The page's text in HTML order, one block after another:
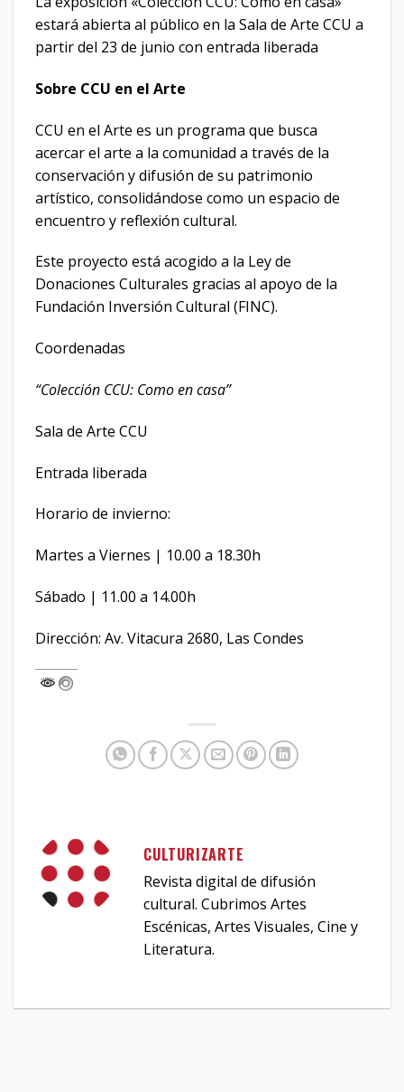
estará abierta al público en la Sala de Arte CCU a
partir del 23 de junio con entrada liberada
Sobre CCU en el Arte
CCU en el Arte es un programa que busca
acercar el arte a la comunidad a través de la
conservación y difusión de su patrimonio
artístico, consolidándose como un espacio de
encuentro y reflexión cultural.
Este proyecto está acogido a la Ley de
Donaciones Culturales gracias al apoyo de la
Fundación Inversión Cultural (FINC).
Coordenadas
“Colección CCU: Como en casa”
Sala de Arte CCU
Entrada liberada
Horario de invierno:
Martes a Viernes | 10.00 a 18.30h
Sábado | 11.00 a 14.00h
Dirección: Av. Vitacura 2680, Las Condes
CULTURIZARTE
Revista digital de difusión
cultural. Cubrimos Artes
Escénicas, Artes Visuales, Cine y
Literatura.